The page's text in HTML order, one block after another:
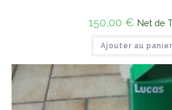
150,00 € Net de
Ajouter au panier